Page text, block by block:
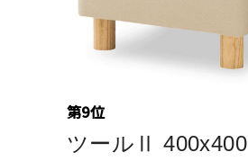
第9位
ツールⅡ 400x400